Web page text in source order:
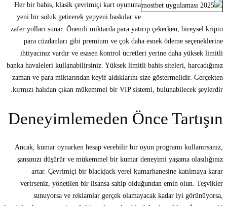
Her bir bahis, klasik çevrimiçi kart oyununa
yeni bir soluk getirerek yepyeni baskılar ve
zafer yolları sunar. Önemli miktarda para yatırıp çekerken, bireysel kripto
para cüzdanları gibi premium ve çok daha esnek ödeme seçeneklerine
ihtiyacınız vardır ve esasen kontrol ücretleri yerine daha yüksek limitli
banka havaleleri kullanabilirsiniz. Yüksek limitli bahis siteleri, harcadığınız
zaman ve para miktarından keyif aldıklarını size göstermelidir. Gerçekten
kırmızı halıdan çıkan mükemmel bir VIP sistemi, bulunabilecek şeylerdir.
Deneyimlemeden Önce Tartışın
Ancak, kumar oynarken hesap verebilir bir oyun programı kullanırsanız,
şansınızı düşürür ve mükemmel bir kumar deneyimi yaşama olasılığınız
artar. Çevrimiçi bir blackjack yerel kumarhanesine katılmaya karar
verirseniz, yönetilen bir lisansa sahip olduğundan emin olun. Teşvikler
sunuyorsa ve reklamlar gerçek olamayacak kadar iyi görünüyorsa,